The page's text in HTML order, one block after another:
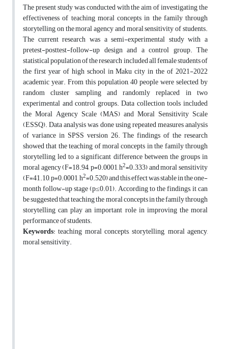
The present study was conducted with the aim of investigating the
effectiveness of teaching moral concepts in the family through
storytelling on the moral agency and moral sensitivity of students.
The current research was a semi-experimental study with a
pretest-posttest-follow-up design and a control group. The
statistical population of the research included all female students of
the first year of high school in Maku city in the of 2021-2022
academic year. From this population, 40 people were selected by
random cluster sampling and randomly replaced in two
experimental and control groups. Data collection tools included
the Moral Agency Scale (MAS) and Moral Sensitivity Scale
(ESSQ). Data analysis was done using repeated measures analysis
of variance in SPSS version 26. The findings of the research
showed that the teaching of moral concepts in the family through
storytelling led to a significant difference between the groups in
moral agency (F=18.94, p=0.0001, h2=0.333) and moral sensitivity
(F=41.10, p=0.0001, h2=0.520) and this effect was stable in the one-
month follow-up stage (p≤0.01). According to the findings, it can
be suggested that teaching the moral concepts in the family through
storytelling can play an important role in improving the moral
performance of students.
Keywords: teaching moral concepts, storytelling, moral agency,
moral sensitivity.